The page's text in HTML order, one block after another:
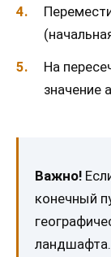
На
значение
Важно!
конечный